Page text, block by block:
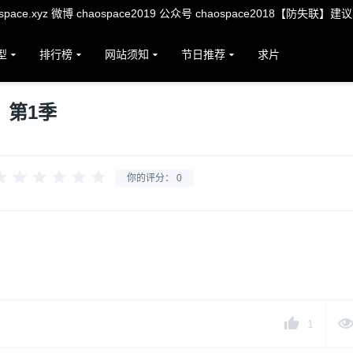
微博 chaospace2019 公众号 chaospace2018【防失联】建
排行榜 网站须知 节日推荐 求片
第1季
你的评分： 0
1